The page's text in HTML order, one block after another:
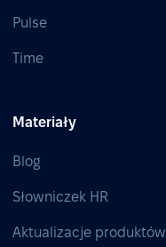
Pulse
Time
Materiały
Blog
Słowniczek HR
Aktualizacje produktów